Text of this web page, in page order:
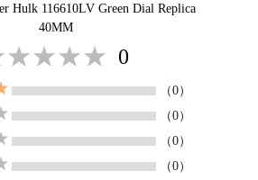
Hulk 116610LV Green Dial Replica
40MM
0
（0）
（0）
（0）
（0）